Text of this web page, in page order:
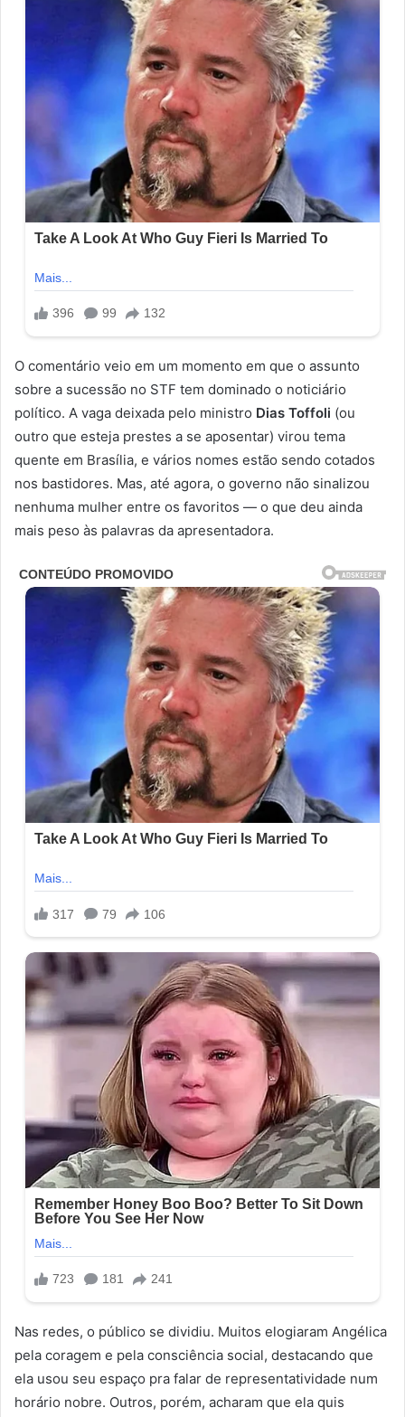
O comentário veio em um momento em que o assunto
sobre a sucessão no STF tem dominado o noticiário
político. A vaga deixada pelo ministro Dias Toffoli (ou
outro que esteja prestes a se aposentar) virou tema
quente em Brasília, e vários nomes estão sendo cotados
nos bastidores. Mas, até agora, o governo não sinalizou
nenhuma mulher entre os favoritos — o que deu ainda
mais peso às palavras da apresentadora.
Nas redes, o público se dividiu. Muitos elogiaram Angélica
pela coragem e pela consciência social, destacando que
ela usou seu espaço pra falar de representatividade num
horário nobre. Outros, porém, acharam que ela quis